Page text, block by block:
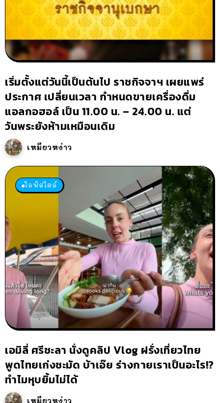
เริ่มตั้งแต่วันนี้เป็นต้นไป ราชกิจจาฯ เผยแพร่
ประกาศ เปลี่ยนเวลา กำหนดขายเครื่องดื่ม
แอลกอฮอล์ เป็น 11.00 น. – 24.00 น. แต่
วันพระยังห้ามเหมือนเดิม
เหมียวหง่าว
ไลฟ์สไตล์
เอมิลี่ ศรีชะลา นั่งดูคลิป Vlog ฝรั่งเที่ยวไทย
พูดไทยเก่งชะมัด บ้าเอ๊ย ร่างกายเราเป็นอะไร!?
ทำไมหุบยิ้มไม่ได้
เหมียวหง่าว